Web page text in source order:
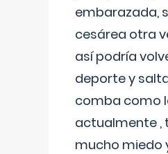
embarazada,
cesárea otra
así podría
deporte y
comba como
actualmente ,
mucho miedo